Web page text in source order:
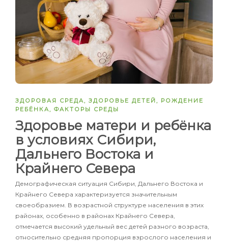
ЗДОРОВАЯ СРЕДА , ЗДОРОВЬЕ ДЕТЕЙ , РОЖДЕНИЕ
РЕБЁНКА , ФАКТОРЫ СРЕДЫ
Здоровье матери и ребёнка
в условиях Сибири,
Дальнего Востока и
Крайнего Севера
Демографическая ситуация Сибири, Дальнего Востока и
Крайнего Севера характеризуется значительным
своеобра­зием. В возрастной структуре населения в этих
районах, особенно в районах Крайнего Севера,
отмечается высокий удельный вес детей разного возраста,
относительно средняя пропорция взрослого населения и